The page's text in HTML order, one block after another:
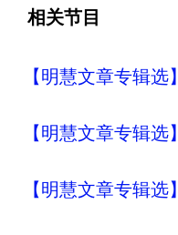
相关节目
【明慧文章专辑
【明慧文章专辑
【明慧文章专辑